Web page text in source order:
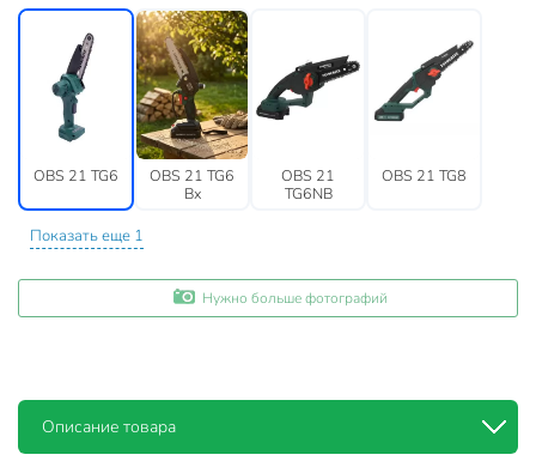
OBS 21 TG6
OBS 21 TG6
Bx
OBS 21
TG6NB
OBS 21 TG8
Показать еще 1
Нужно больше фотографий
Описание товара